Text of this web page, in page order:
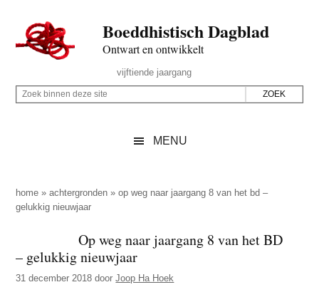
naar
de
inhoud
secondary
naar
de
sidebar
naar
de
Boeddhistisch Dagblad
Ontwart en ontwikkelt
Rechts
vijftiende jaargang
Z
p
d
z
e
Z
i
n
n
d
MENU
home »achtergronden »op weg naar jaargang 8 van het bd –
gelukkig nieuwjaar
Op weg naar jaargang 8 van het BD
– gelukkig nieuwjaar
31 december 2018 doorJoop Ha Hoek